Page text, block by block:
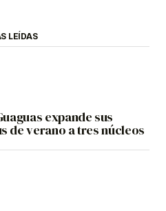
LEÍDAS
expande sus
de verano a tres núcleos